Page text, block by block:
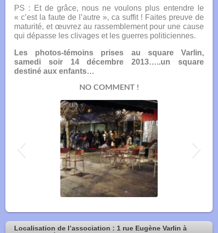
PS : Et de grâce, nous ne voulons plus entendre le
« c’est la faute de l’autre », ca suffit ! Faites preuve de
maturité, et œuvrez au rassemblement pour une cause
qui dépasse les clivages et les guerres politiciennes.
Les photos-témoins prises au square Varlin,
samedi soir 14 décembre 2013…..un square
destiné aux enfants…
NO COMMENT !
square_varlin_14_12_2013-10-150x150
Localisation de l’association : 1 rue Eugène Varlin à